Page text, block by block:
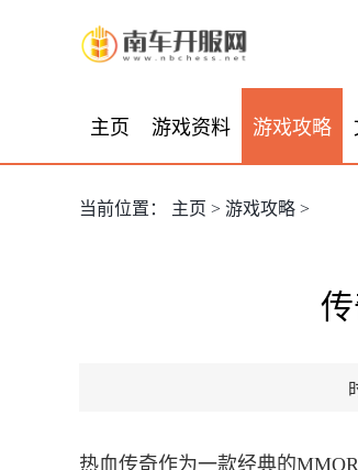
主页 游戏资料 游戏攻略
当前位置： 主页 > 游戏攻略 >
热血传奇作为一款经典的